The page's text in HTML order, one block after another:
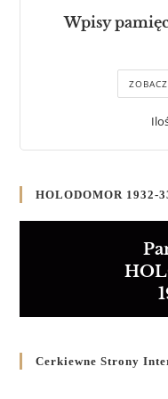
Wpisy
HOLODOMOR 1932-
Cerkiewne Strony